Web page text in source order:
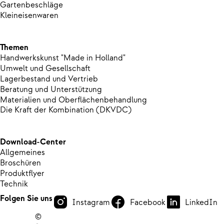
Gartenbeschläge
Kleineisenwaren
Themen
Handwerkskunst "Made in Holland"
Umwelt und Gesellschaft
Lagerbestand und Vertrieb
Beratung und Unterstützung
Materialien und Oberflächenbehandlung
Die Kraft der Kombination (DKVDC)
Download-Center
Allgemeines
Broschüren
Produktflyer
Technik
Folgen Sie uns
Instagram Facebook
LinkedIn
©